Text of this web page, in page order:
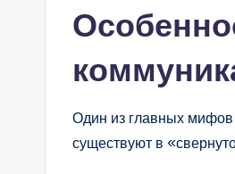
Один из главных
существуют в